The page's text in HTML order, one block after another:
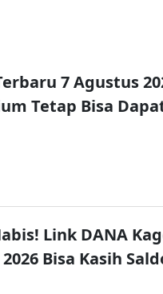
7 Agustus
Tetap Bisa
Link DANA
Bisa Kasih